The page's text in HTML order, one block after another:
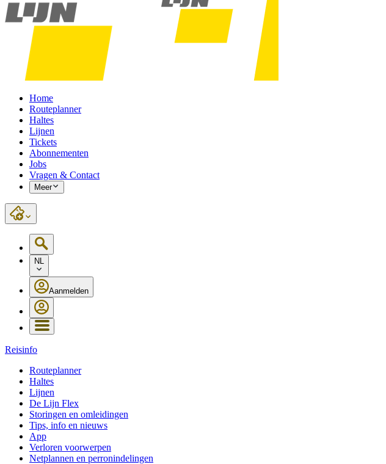
Home
Routeplanner
Haltes
Lijnen
Tickets
Abonnementen
Jobs
Vragen & Contact
Meer
NL
Aanmelden
Reisinfo
Routeplanner
Haltes
Lijnen
De Lijn Flex
Storingen en omleidingen
Tips, info en nieuws
App
Verloren voorwerpen
Netplannen en perronindelingen